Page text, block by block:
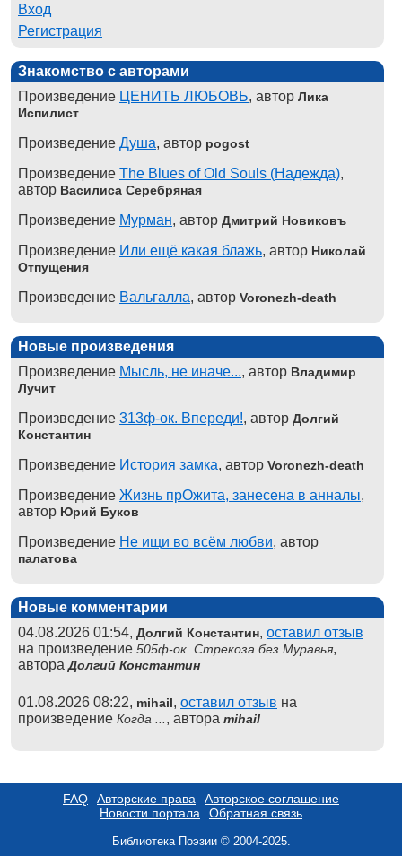
Вход
Регистрация
Знакомство с авторами
Произведение ЦЕНИТЬ ЛЮБОВЬ, автор Лика
Испилист
Произведение Душа, автор pogost
Произведение The Blues of Old Souls (Надежда),
автор Василиса Серебряная
Произведение Мурман, автор Дмитрий Новиковъ
Произведение Или ещё какая блажь, автор Николай
Отпущения
Произведение Вальгалла, автор Voronezh-death
Новые произведения
Произведение Мысль, не иначе..., автор Владимир
Лучит
Произведение 313ф-ок. Впереди!, автор Долгий
Константин
Произведение История замка, автор Voronezh-death
Произведение Жизнь прОжита, занесена в анналы,
автор Юрий Буков
Произведение Не ищи во всём любви, автор
палатова
Новые комментарии
04.08.2026 01:54, Долгий Константин, оставил отзыв
на произведение 505ф-ок. Стрекоза без Муравья,
автораДолгий Константин
01.08.2026 08:22, mihail, оставил отзыв на
произведение Когда ... , автора mihail
FAQ Авторские права
Авторское соглашение
Новости портала
Обратная связь
Библиотека Поэзии © 2004-2025.